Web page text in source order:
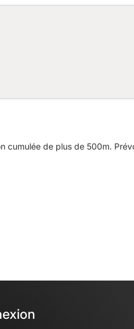
cumulée de plus de 500m.